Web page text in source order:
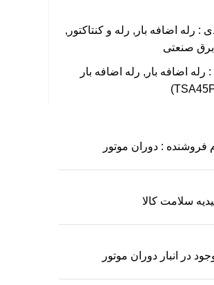
: رله اضافه بار , رله و کنتاکتور ,
صنعتی
رله اضافه بار , رله اضافه بار
فروشنده : دوران موتور
سلامت کالا
در انبار دوران موتور